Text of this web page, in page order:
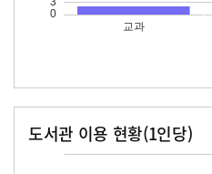
도서관 이용 현황(1인당)